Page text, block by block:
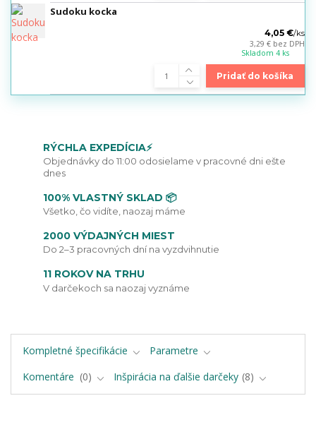
Sudoku kocka
4,05 €/ks
3,29 € bez DPH
Skladom 4 ks
Pridať do košíka
RÝCHLA EXPEDÍCIA⚡
Objednávky do 11:00 odosielame v pracovné dni ešte
dnes
100% VLASTNÝ SKLAD 📦
Všetko, čo vidíte, naozaj máme
2000 VÝDAJNÝCH MIEST
Do 2–3 pracovných dní na vyzdvihnutie
11 ROKOV NA TRHU
V darčekoch sa naozaj vyznáme
Kompletné špecifikácie
Parametre
Komentáre
0 Inšpirácia na ďalšie darčeky 8